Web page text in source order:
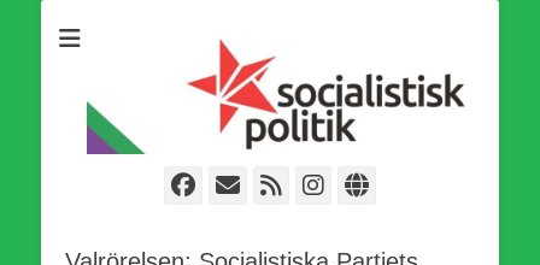
världsomfattande socialistiska Fjärde Internationalen och en viktig
tillgång i kampen för en socialistisk framtid!
Facebook
E-
Webbflöde
Instagram
Webbplats